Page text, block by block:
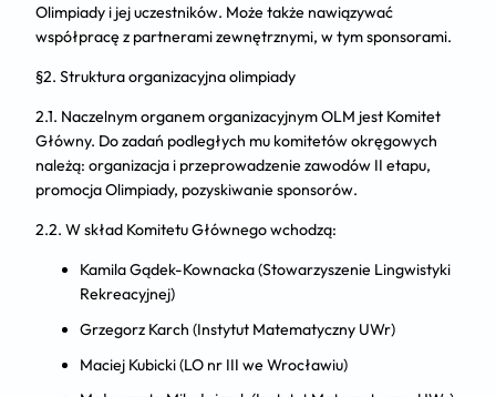
Olimpiady i jej uczestników. Może także nawiązywać
współpracę z partnerami zewnętrznymi, w tym sponsorami.
§2. Struktura organizacyjna olimpiady
2.1. Naczelnym organem organizacyjnym OLM jest Komitet
Główny. Do zadań podległych mu komitetów okręgowych
należą: organizacja i przeprowadzenie zawodów II etapu,
promocja Olimpiady, pozyskiwanie sponsorów.
2.2. W skład Komitetu Głównego wchodzą:
Kamila Gądek-Kownacka (Stowarzyszenie Lingwistyki
Rekreacyjnej)
Grzegorz Karch (Instytut Matematyczny UWr)
Maciej Kubicki (LO nr III we Wrocławiu)